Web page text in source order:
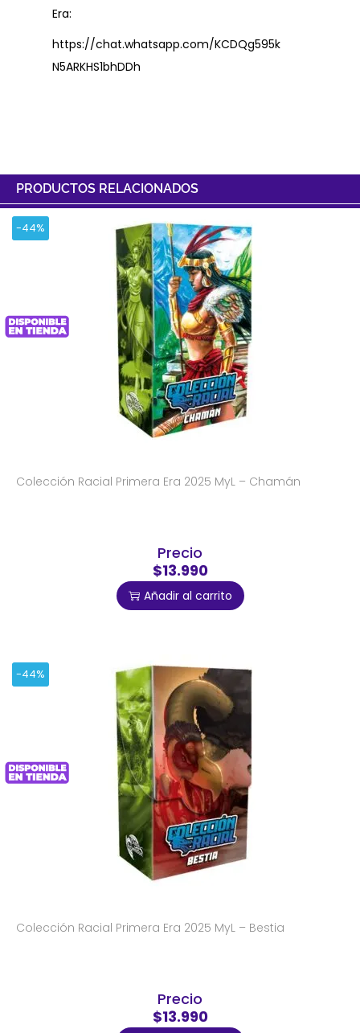
Era:
https://chat.whatsapp.com/KCDQg595k
N5ARKHS1bhDDh
PRODUCTOS RELACIONADOS
-44%
Colección Racial Primera Era 2025 MyL – Chamán
Precio
$13.990
Añadir al carrito
-44%
Colección Racial Primera Era 2025 MyL – Bestia
Precio
$13.990